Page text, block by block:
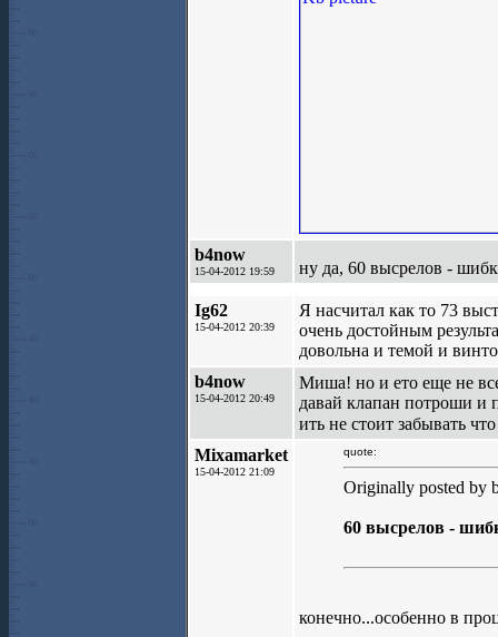
b4now
15-04-2012 19:59 ну да, 60 высрелов -
Ig62
15-04-2012 20:39
Я насчитал как то 73
очень достойным
довольна и темой и
b4now
15-04-2012 20:49
Миша! но и ето еще не
давай клапан потроши и
ить не стоит забывать
Mixamarket
15-04-2012 21:09
quote:
Originally posted by
60 высрелов -
конечно...особенно в